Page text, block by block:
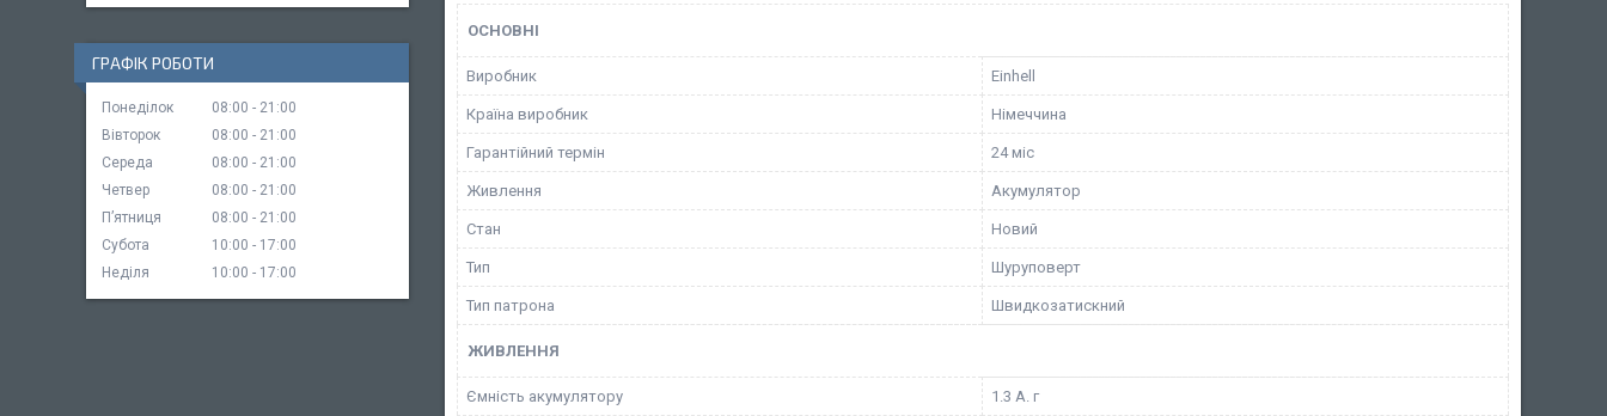
ОСНОВНІ
Виробник Einhell
Країна виробник Німеччина
Гарантійний термін 24 міс
Живлення Акумулятор
Стан Новий
Тип Шуруповерт
Тип патрона Швидкозатискний
ЖИВЛЕННЯ
Ємність акумулятору 1.3 А. г
ГРАФІК РОБОТИ
Понеділок 08:00
21:00
Вівторок
08:00
21:00
Середа
08:00
21:00
Четвер
08:00
21:00
Пʼятниця
08:00
21:00
Субота
10:00
17:00
Неділя
10:00 17:00